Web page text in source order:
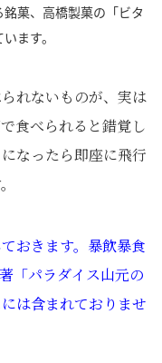
菓、高橋製菓の「ビタ
ます。
れないものが、実は
食べられると錯覚し
なったら即座に飛行
おきます。暴飲暴食
「パラダイス山元の
は含まれておりませ